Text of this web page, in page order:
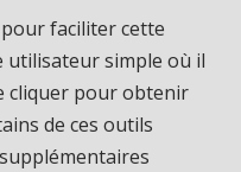
faciliter cette
utilisateur simple où il
cliquer pour obtenir
de ces outils